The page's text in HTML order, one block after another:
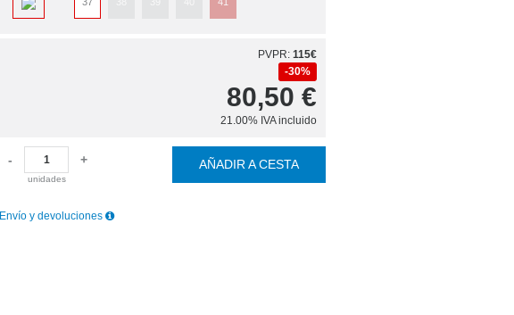
PVPR: 115€
30%
80,50 €
21.00% IVA incluido
-
unidades
+ AÑADIR A CESTA
Envío y devoluciones